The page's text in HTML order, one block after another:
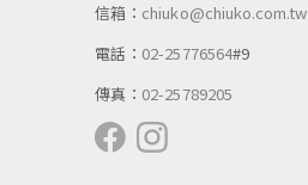
信箱： chiuko@chiuko.com.tw
電話： 02-25776564#9
傳真： 02-25789205